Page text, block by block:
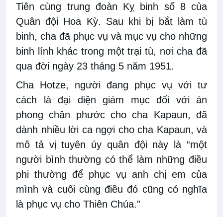
Tiên cùng trung đoàn Kỵ binh số 8 của
Quân đội Hoa Kỳ. Sau khi bị bắt làm tù
binh, cha đã phục vụ và mục vụ cho những
binh lính khác trong một trại tù, nơi cha đã
qua đời ngày 23 tháng 5 năm 1951.
Cha Hotze, người đang phục vụ với tư
cách là đại diện giám mục đối với án
phong chân phước cho cha Kapaun, đã
dành nhiều lời ca ngợi cho cha Kapaun, và
mô tả vị tuyên úy quân đội này là “một
người bình thường có thể làm những điều
phi thường để phục vụ anh chị em của
mình và cuối cùng điều đó cũng có nghĩa
là phục vụ cho Thiên Chúa.”